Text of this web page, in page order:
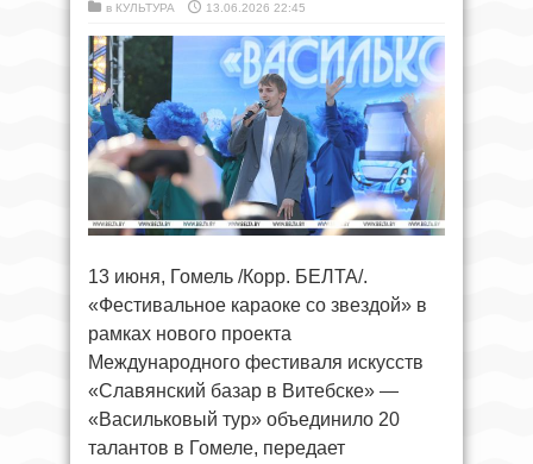
в КУЛЬТУРА 13.06.2026 22:45
13 июня, Гомель /Корр. БЕЛТА/.
«Фестивальное караоке со звездой» в
рамках нового проекта
Международного фестиваля искусств
«Славянский базар в Витебске» —
«Васильковый тур» объединило 20
талантов в Гомеле, передает